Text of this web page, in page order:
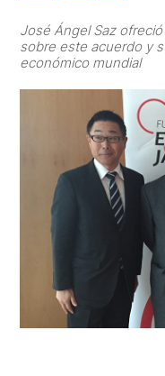
Aviso legal
de privacidad
Contacta
José Ángel Saz
sobre este acuerdo y
económico mundial